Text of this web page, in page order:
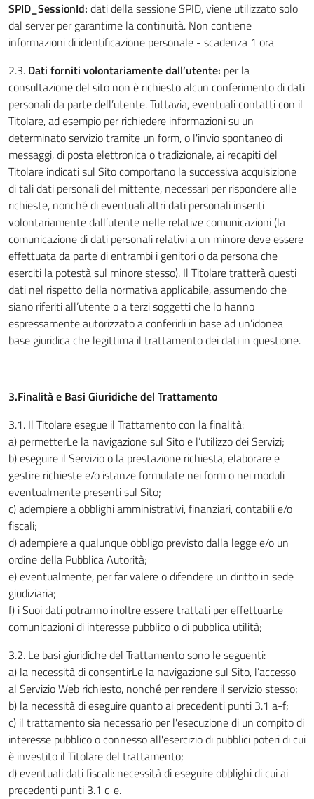
SPID_SessionId: dati della sessione SPID, viene utilizzato solo
dal server per garantirne la continuità. Non contiene
informazioni di identificazione personale - scadenza 1 ora
2.3. Dati forniti volontariamente dall’utente: per la
consultazione del sito non è richiesto alcun conferimento di dati
personali da parte dell’utente. Tuttavia, eventuali contatti con il
Titolare, ad esempio per richiedere informazioni su un
determinato servizio tramite un form, o l'invio spontaneo di
messaggi, di posta elettronica o tradizionale, ai recapiti del
Titolare indicati sul Sito comportano la successiva acquisizione
di tali dati personali del mittente, necessari per rispondere alle
richieste, nonché di eventuali altri dati personali inseriti
volontariamente dall’utente nelle relative comunicazioni (la
comunicazione di dati personali relativi a un minore deve essere
effettuata da parte di entrambi i genitori o da persona che
eserciti la potestà sul minore stesso). Il Titolare tratterà questi
dati nel rispetto della normativa applicabile, assumendo che
siano riferiti all’utente o a terzi soggetti che lo hanno
espressamente autorizzato a conferirli in base ad un’idonea
base giuridica che legittima il trattamento dei dati in questione.
3.Finalità e Basi Giuridiche del Trattamento
3.1. Il Titolare esegue il Trattamento con la finalità:
a) permetterLe la navigazione sul Sito e l’utilizzo dei Servizi;
b) eseguire il Servizio o la prestazione richiesta, elaborare e
gestire richieste e/o istanze formulate nei form o nei moduli
eventualmente presenti sul Sito;
c) adempiere a obblighi amministrativi, finanziari, contabili e/o
fiscali;
d) adempiere a qualunque obbligo previsto dalla legge e/o un
ordine della Pubblica Autorità;
e) eventualmente, per far valere o difendere un diritto in sede
giudiziaria;
f) i Suoi dati potranno inoltre essere trattati per effettuarLe
comunicazioni di interesse pubblico o di pubblica utilità;
3.2. Le basi giuridiche del Trattamento sono le seguenti:
a) la necessità di consentirLe la navigazione sul Sito, l’accesso
al Servizio Web richiesto, nonché per rendere il servizio stesso;
b) la necessità di eseguire quanto ai precedenti punti 3.1 a-f;
c) il trattamento sia necessario per l'esecuzione di un compito di
interesse pubblico o connesso all'esercizio di pubblici poteri di cui
è investito il Titolare del trattamento;
d) eventuali dati fiscali: necessità di eseguire obblighi di cui ai
precedenti punti 3.1 c-e.